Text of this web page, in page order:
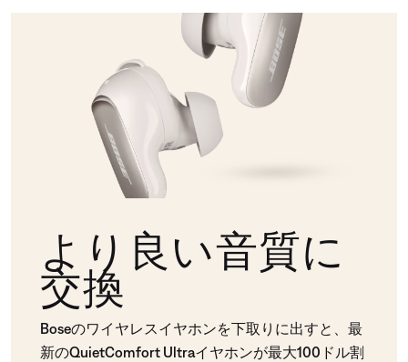
より良い音質に
交換
Boseのワイヤレスイヤホンを下取りに出すと、最
新のQuietComfort Ultraイヤホンが最大100ドル割